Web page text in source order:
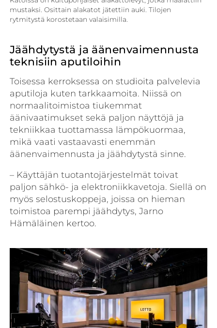
mustaksi. Osittain alakatot jätettiin auki. Tilojen
rytmitystä korostetaan valaisimilla.
Jäähdytystä ja äänenvaimennusta
teknisiin aputiloihin
Toisessa kerroksessa on studioita palvelevia
aputiloja kuten tarkkaamoita. Niissä on
normaalitoimistoa tiukemmat
äänivaatimukset sekä paljon näyttöjä ja
tekniikkaa tuottamassa lämpökuormaa,
mikä vaati vastaavasti enemmän
äänenvaimennusta ja jäähdytystä sinne.
– Käyttäjän tuotantojärjestelmät toivat
paljon sähkö- ja elektroniikkavetoja. Siellä on
myös selostuskoppeja, joissa on hieman
toimistoa parempi jäähdytys, Jarno
Hämäläinen kertoo.